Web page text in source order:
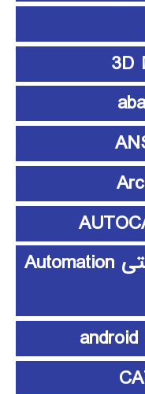
آموزش اتوماسیون صنعتی Automation